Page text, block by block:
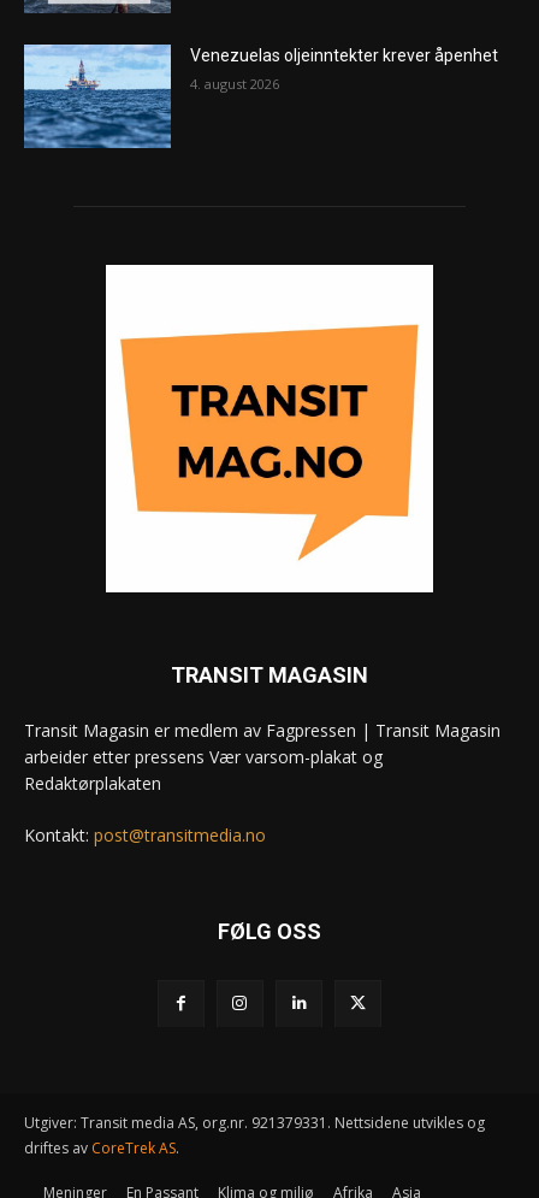
Venezuelas oljeinntekter krever åpenhet
4. august 2026
TRANSIT MAGASIN
Transit Magasin er medlem av Fagpressen | Transit Magasin
arbeider etter pressens Vær varsom-plakat og
Redaktørplakaten
Kontakt: post@transitmedia.no
FØLG OSS
Utgiver: Transit media AS, org.nr. 921379331. Nettsidene utvikles og
driftes av CoreTrek AS.
Meninger En Passant Klima og miljø Afrika Asia